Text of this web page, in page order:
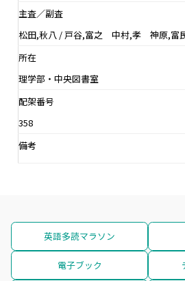
主査／副査
松田,秋八 / 戸谷,富之 中村,孝 神原,富
所在
理学部・中央図書室
配架番号
358
備考
英語多読マラソン
電子ブック